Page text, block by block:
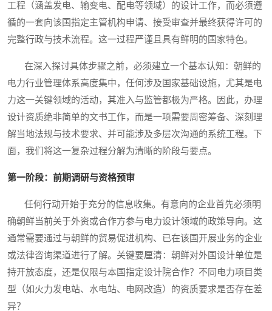
工程（涵盖发电、输变电、配电等领域）的设计工作，而必须遵
循的一套向该国指定主管机构申请、接受审查并最终获得许可的
完整行政与技术流程。这一过程严谨且具有鲜明的国家特色。
在深入探讨具体步骤之前，必须建立一个基本认知：朝鲜的
电力行业管理体系高度集中，任何涉及国家基础设施，尤其是电
力这一关键领域的活动，其准入与监管都极为严格。因此，办理
设计资质绝非简单的文书工作，而是一项需要周密筹备、深刻理
解当地法规与技术要求、并可能涉及多层次沟通的系统工程。下
面，我们将这一复杂过程分解为清晰的阶段与要点。
第一阶段：前期调研与资格预审
任何行动开始于充分的信息收集。有意向的企业首先必须明
确朝鲜当前关于外资或合作方参与电力设计领域的政策导向。这
通常需要通过与朝鲜的贸易促进机构、已在该国开展业务的企业
或法律咨询渠道进行了解。关键要厘清：朝鲜对外国设计单位是
持开放态度，还是仅限与本国指定设计院合作？不同电力项目类
型（如火力发电站、水电站、电网改造）的资质要求是否存在差
异？